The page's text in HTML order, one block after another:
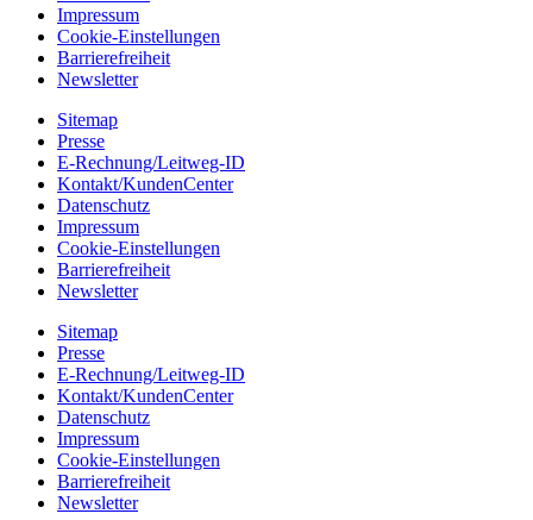
Impressum
Cookie-Einstellungen
Barrierefreiheit
Newsletter
Sitemap
Presse
E-Rechnung/Leitweg-ID
Kontakt/KundenCenter
Datenschutz
Impressum
Cookie-Einstellungen
Barrierefreiheit
Newsletter
Sitemap
Presse
E-Rechnung/Leitweg-ID
Kontakt/KundenCenter
Datenschutz
Impressum
Cookie-Einstellungen
Barrierefreiheit
Newsletter